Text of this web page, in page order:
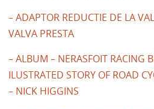
– ADAPTOR REDUCTIE DE LA
VALVA PRESTA
– ALBUM – NERASFOIT RACING
ILUSTRATED STORY OF ROAD
– NICK HIGGINS